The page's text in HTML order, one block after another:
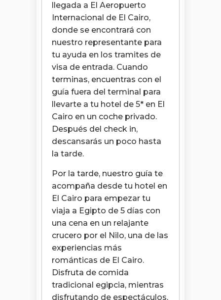
llegada a El Aeropuerto
Internacional de El Cairo,
donde se encontrará con
nuestro representante para
tu ayuda en los tramites de
visa de entrada. Cuando
terminas, encuentras con el
guía fuera del terminal para
llevarte a tu hotel de 5* en El
Cairo en un coche privado.
Después del check in,
descansarás un poco hasta
la tarde.
Por la tarde, nuestro guía te
acompaña desde tu hotel en
El Cairo para empezar tu
viaja a Egipto de 5 días con
una cena en un relajante
crucero por el Nilo, una de las
experiencias más
románticas de El Cairo.
Disfruta de comida
tradicional egipcia, mientras
disfrutando de espectáculos,